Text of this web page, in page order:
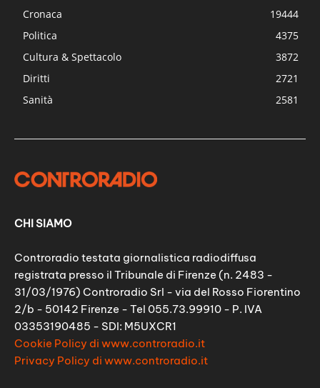
Cronaca
19444
Politica
4375
Cultura & Spettacolo
3872
Diritti
2721
Sanità
2581
CHI SIAMO
Controradio testata giornalistica radiodiffusa
registrata presso il Tribunale di Firenze (n. 2483 -
31/03/1976) Controradio Srl - via del Rosso Fiorentino
2/b - 50142 Firenze - Tel 055.73.99910 - P. IVA
03353190485 - SDI: M5UXCR1
Cookie Policy di www.controradio.it
Privacy Policy di www.controradio.it